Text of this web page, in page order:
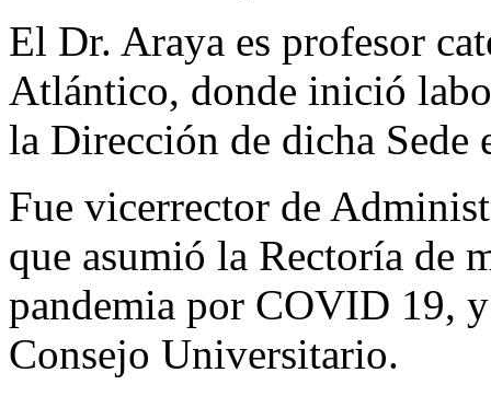
El Dr. Araya es profesor
Atlántico, donde inició
la Dirección de dicha Sede
Fue vicerrector de
que asumió la Rectoría de
pandemia por COVID 19,
Consejo Universitario.